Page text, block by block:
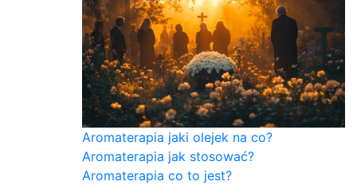
Aromaterapia jaki olejek na co?
Aromaterapia jak stosować?
Aromaterapia co to jest?